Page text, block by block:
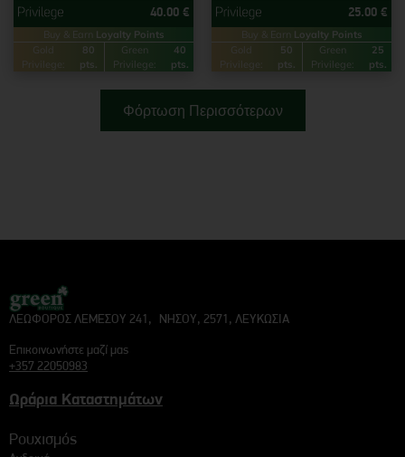
40.00 €
Buy & Earn Loyalty Points
Gold
Privilege:
80
pts.
Green
Privilege:
40
pts.
25.00 €
Buy & Earn Loyalty Points
Gold
Privilege:
50
pts.
Green
Privilege:
25
pts.
Φόρτωση Περισσότερων
ΛΕΩΦΟΡΟΣ ΛΕΜΕΣΟΥ 241, ΝΗΣΟΥ, 2571, ΛΕΥΚΩΣΙΑ
Επικοινωνήστε μαζί μας
+357 22050983
Ωράρια Καταστημάτων
Ρουχισμός